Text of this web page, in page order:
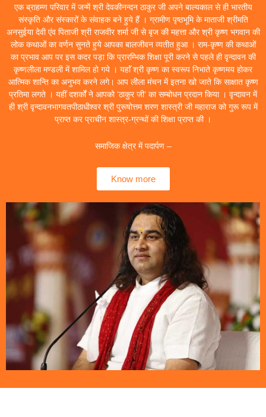
एक ब्राहम्ण परिवार में जन्में श्री देवकीनन्दन ठाकुर जी अपने बाल्यकाल से ही भारतीय
संस्कृति और संस्कारों के संवाहक बने हुये हैं । ग्रामीण पृष्ठभूमि के माताजी श्रीमति
अनसुईया देवी एंव पिताजी श्री राजवीर शर्मा जी से बृज की महत्ता और श्री कृष्ण भगवान की
लोक कथाओं का वर्णन सुनते हुये आपका बालजीवन व्यतीत हुआ । राम-कृष्ण की कथाओं
का प्रभाव आप पर इस कदर पड़ा कि प्रारम्भिक शिक्षा पूरी करने से पहले ही वृन्दावन की
कृष्णलीला मण्डली में शामिल हो गये । यहाॅं श्री कृष्ण का स्वरूप निभाते कृष्णमय होकर
आत्मिक शान्ति का अनुभव करने लगे। आप लीला मंचन में इतना खो जाते कि साक्षात कृष्ण
प्रतिमा लगते । यहीं दशर्कों ने आपको ‘ठाकुर जी’ का सम्बोधन प्रदान किया । वृन्दावन में
ही श्री वृन्दावनभागवतपीठाधीश्वर श्री पुरूषोत्तम शरण शास्त्री जी महाराज को गुरू रूप में
प्राप्त कर प्राचीन शास्त्र-ग्रन्थों की शिक्षा प्राप्त की ।
समाजिक क्षेत्र में पदार्पण –
Know more